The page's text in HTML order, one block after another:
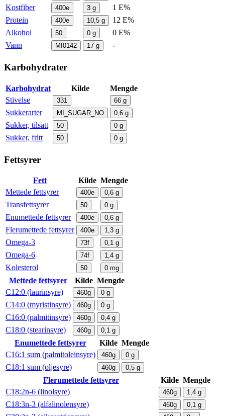
Kostfiber
400e 3 g
1 E%
Protein
400e 10,5 g
12 E%
Alkohol
50 0 g
0 E%
Vann
MI0142 17 g -
Karbohydrater
Karbohydrat Kilde
Mengde
Stivelse
331 66 g
Sukkerarter MI_SUGAR_NO 0,6 g
Sukker, tilsatt 50 0 g
Sukker, fritt 50 0 g
Fettsyrer
Fett Kilde Mengde
Mettede fettsyrer
400e 0,6 g
Transfettsyrer 50 0 g
Enumettede fettsyrer 400e 0,6 g
Flerumettede fettsyrer 400e 1,3 g
Omega-3 73f 0,1 g
Omega-6 74f 1,4 g
Kolesterol 50 0 mg
Mettede fettsyrer Kilde Mengde
C12:0 (laurinsyre)
460g 0 g
C14:0 (myristinsyre) 460g 0 g
C16:0 (palmitinsyre) 460g 0,4 g
C18:0 (stearinsyre) 460g 0,1 g
Enumettede fettsyrer Kilde Mengde
C16:1 sum (palmitoleinsyre)
460g 0 g
C18:1 sum (oljesyre) 460g 0,5 g
Flerumettede fettsyrer Kilde Mengde
C18:2n-6 (linolsyre)
460g 1,4 g
C18:3n-3 (alfalinolensyre) 460g 0,1 g